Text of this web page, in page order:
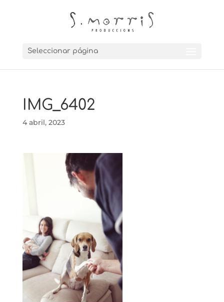
Seleccionar página
IMG_6402
4 abril, 2023